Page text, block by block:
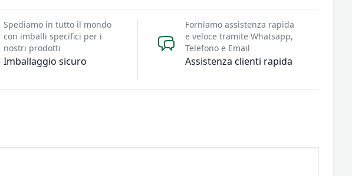
Imballaggio sicuro
Spediamo in tutto il mondo
con imballi specifici per i
nostri prodotti
Assistenza clienti rapida
Forniamo assistenza rapida
e veloce tramite Whatsapp,
Telefono e Email